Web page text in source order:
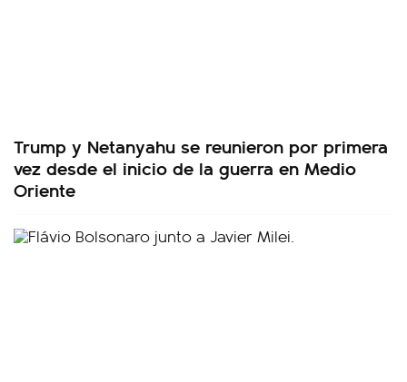
Trump y Netanyahu se reunieron por primera
vez desde el inicio de la guerra en Medio
Oriente